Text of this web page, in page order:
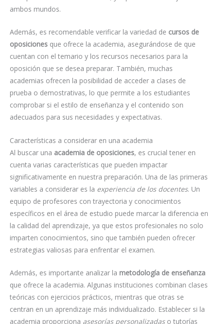
ambos mundos.
Además, es recomendable verificar la variedad de cursos de
oposiciones que ofrece la academia, asegurándose de que
cuentan con el temario y los recursos necesarios para la
oposición que se desea preparar. También, muchas
academias ofrecen la posibilidad de acceder a clases de
prueba o demostrativas, lo que permite a los estudiantes
comprobar si el estilo de enseñanza y el contenido son
adecuados para sus necesidades y expectativas.
Características a considerar en una academia
Al buscar una academia de oposiciones, es crucial tener en
cuenta varias características que pueden impactar
significativamente en nuestra preparación. Una de las primeras
variables a considerar es la experiencia de los docentes. Un
equipo de profesores con trayectoria y conocimientos
específicos en el área de estudio puede marcar la diferencia en
la calidad del aprendizaje, ya que estos profesionales no solo
imparten conocimientos, sino que también pueden ofrecer
estrategias valiosas para enfrentar el examen.
Además, es importante analizar la metodología de enseñanza
que ofrece la academia. Algunas instituciones combinan clases
teóricas con ejercicios prácticos, mientras que otras se
centran en un aprendizaje más individualizado. Establecer si la
academia proporciona asesorías personalizadaso tutorías